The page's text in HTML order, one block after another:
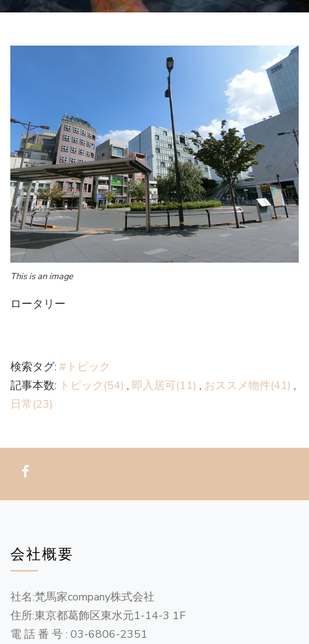
This is an image
ロータリー
検索タグ: #トピック
記事本数: トピック(54) , 即入居可(11) , おススメ物件(41) ,
日常(23)
会社概要
社名:梵馬家company株式会社
住所:東京都葛飾区東水元1-14-3 1F
電 話 番 号 : 03-6806-2351